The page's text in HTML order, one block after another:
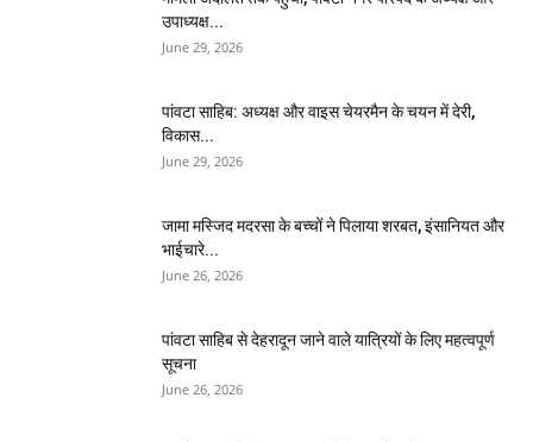
उपाध्यक्ष...
June 29, 2026
पांवटा साहिब: अध्यक्ष और वाइस चेयरमैन के चयन में देरी,
विकास...
June 29, 2026
जामा मस्जिद मदरसा के बच्चों ने पिलाया शरबत, इंसानियत और
भाईचारे...
June 26, 2026
पांवटा साहिब से देहरादून जाने वाले यात्रियों के लिए महत्वपूर्ण
सूचना
June 26, 2026